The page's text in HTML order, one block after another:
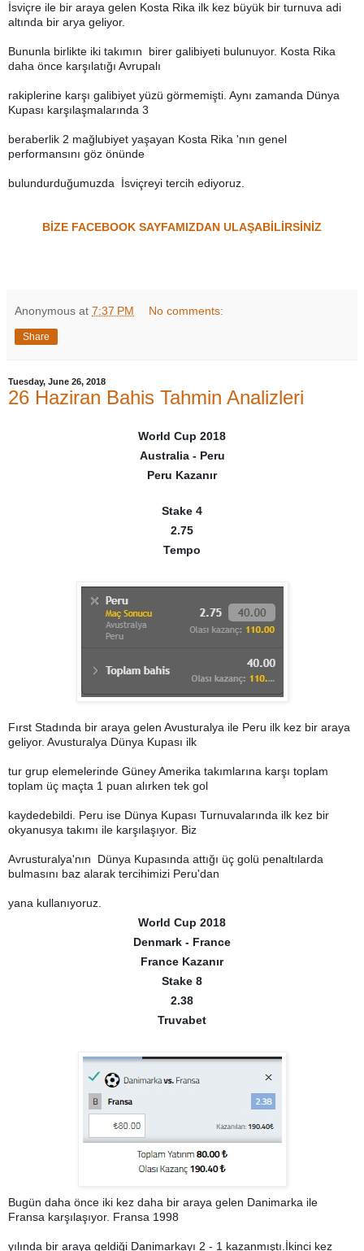
İsviçre ile bir araya gelen Kosta Rika ilk kez büyük bir turnuva adi
altında bir arya geliyor.
Bununla birlikte iki takımın birer galibiyeti bulunuyor. Kosta Rika
daha önce karşılatığı Avrupalı
rakiplerine karşı galibiyet yüzü görmemişti. Aynı zamanda Dünya
Kupası karşılaşmalarında 3
beraberlik 2 mağlubiyet yaşayan Kosta Rika 'nın genel
performansını göz önünde
bulundurduğumuzda İsviçreyi tercih ediyoruz.
BİZE FACEBOOK SAYFAMIZDAN ULAŞABİLİRSİNİZ
Anonymous at 7:37 PM No comments:
Share
Tuesday, June 26, 2018
26 Haziran Bahis Tahmin Analizleri
World Cup 2018
Australia - Peru
Peru Kazanır
Stake 4
2.75
Tempo
Fırst Stadında bir araya gelen Avusturalya ile Peru ilk kez bir araya
geliyor. Avusturalya Dünya Kupası ilk
tur grup elemelerinde Güney Amerika takımlarına karşı toplam
toplam üç maçta 1 puan alırken tek gol
kaydedebildi. Peru ise Dünya Kupası Turnuvalarında ilk kez bir
okyanusya takımı ile karşılaşıyor. Biz
Avrusturalya'nın Dünya Kupasında attığı üç golü penaltılarda
bulmasını baz alarak tercihimizi Peru'dan
yana kullanıyoruz.
World Cup 2018
Denmark - France
France Kazanır
Stake 8
2.38
Truvabet
Bugün daha önce iki kez daha bir araya gelen Danimarka ile
Fransa karşılaşıyor. Fransa 1998
yılında bir araya geldiği Danimarkayı 2 - 1 kazanmıştı.İkinci kez